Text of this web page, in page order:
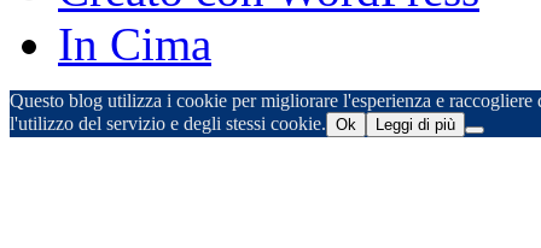
In Cima
Questo blog utilizza i cookie per migliorare l'esperienza e
l'utilizzo del servizio e degli stessi cookie. Ok Leggi di più